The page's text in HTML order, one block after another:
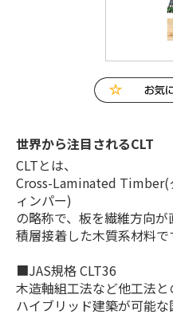
世界から注目されるCLT
CLTとは、
Cross-Laminated Timber(
ィンパー)
の略称で、板を繊維方向
積層接着した木質系材料で
■JAS規格 CLT36
木造軸組工法など他工法と
ハイブリッド建築が可能